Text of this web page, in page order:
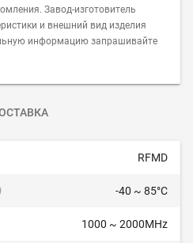
Завод-изготовитель
и внешний вид изделия
информацию запрашивайте
RFMD
-40 ~ 85°C
1000 ~ 2000MHz